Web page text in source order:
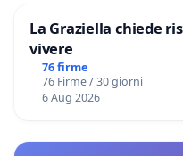
La Graziella chiede
vivere
76 firme
76 Firme / 30 giorni
6 Aug 2026